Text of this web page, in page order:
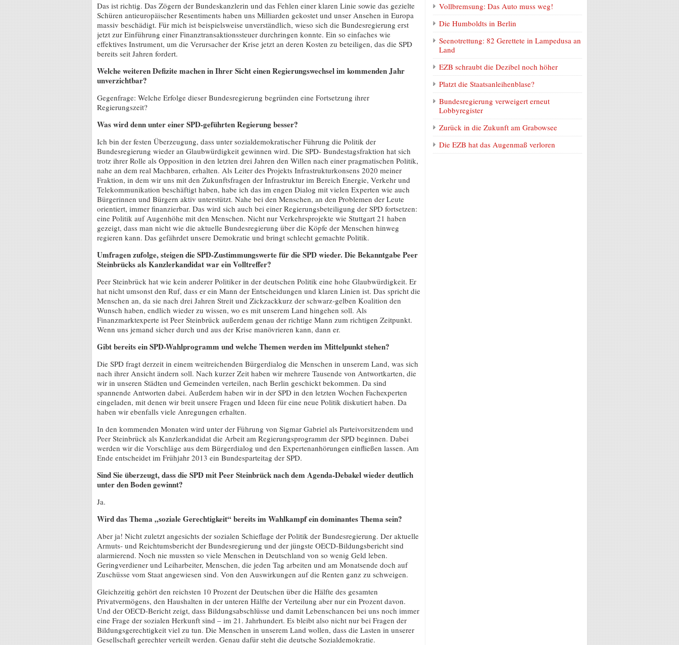
Das ist richtig. Das Zögern der Bundeskanzlerin und das Fehlen einer klaren Linie sowie das gezielte
Schüren antieuropäischer Resentiments haben uns Milliarden gekostet und unser Ansehen in Europa
massiv beschädigt. Für mich ist beispielsweise unverständlich, wieso sich die Bundesregierung erst
jetzt zur Einführung einer Finanztransaktionssteuer durchringen konnte. Ein so einfaches wie
effektives Instrument, um die Verursacher der Krise jetzt an deren Kosten zu beteiligen, das die SPD
bereits seit Jahren fordert.
Welche weiteren Defizite machen in Ihrer Sicht einen Regierungswechsel im kommenden Jahr
unverzichtbar?
Gegenfrage: Welche Erfolge dieser Bundesregierung begründen eine Fortsetzung ihrer
Regierungszeit?
Was wird denn unter einer SPD-geführten Regierung besser?
Ich bin der festen Überzeugung, dass unter sozialdemokratischer Führung die Politik der
Bundesregierung wieder an Glaubwürdigkeit gewinnen wird. Die SPD- Bundestagsfraktion hat sich
trotz ihrer Rolle als Opposition in den letzten drei Jahren den Willen nach einer pragmatischen Politik,
nahe an dem real Machbaren, erhalten. Als Leiter des Projekts Infrastrukturkonsens 2020 meiner
Fraktion, in dem wir uns mit den Zukunftsfragen der Infrastruktur im Bereich Energie, Verkehr und
Telekommunikation beschäftigt haben, habe ich das im engen Dialog mit vielen Experten wie auch
Bürgerinnen und Bürgern aktiv unterstützt. Nahe bei den Menschen, an den Problemen der Leute
orientiert, immer finanzierbar. Das wird sich auch bei einer Regierungsbeteiligung der SPD fortsetzen:
eine Politik auf Augenhöhe mit den Menschen. Nicht nur Verkehrsprojekte wie Stuttgart 21 haben
gezeigt, dass man nicht wie die aktuelle Bundesregierung über die Köpfe der Menschen hinweg
regieren kann. Das gefährdet unsere Demokratie und bringt schlecht gemachte Politik.
Umfragen zufolge, steigen die SPD-Zustimmungswerte für die SPD wieder. Die Bekanntgabe Peer
Steinbrücks als Kanzlerkandidat war ein Volltreffer?
Peer Steinbrück hat wie kein anderer Politiker in der deutschen Politik eine hohe Glaubwürdigkeit. Er
hat nicht umsonst den Ruf, dass er ein Mann der Entscheidungen und klaren Linien ist. Das spricht die
Menschen an, da sie nach drei Jahren Streit und Zickzackkurz der schwarz-gelben Koalition den
Wunsch haben, endlich wieder zu wissen, wo es mit unserem Land hingehen soll. Als
Finanzmarktexperte ist Peer Steinbrück außerdem genau der richtige Mann zum richtigen Zeitpunkt.
Wenn uns jemand sicher durch und aus der Krise manövrieren kann, dann er.
Gibt bereits ein SPD-Wahlprogramm und welche Themen werden im Mittelpunkt stehen?
Die SPD fragt derzeit in einem weitreichenden Bürgerdialog die Menschen in unserem Land, was sich
nach ihrer Ansicht ändern soll. Nach kurzer Zeit haben wir mehrere Tausende von Antwortkarten, die
wir in unseren Städten und Gemeinden verteilen, nach Berlin geschickt bekommen. Da sind
spannende Antworten dabei. Außerdem haben wir in der SPD in den letzten Wochen Fachexperten
eingeladen, mit denen wir breit unsere Fragen und Ideen für eine neue Politik diskutiert haben. Da
haben wir ebenfalls viele Anregungen erhalten.
In den kommenden Monaten wird unter der Führung von Sigmar Gabriel als Parteivorsitzendem und
Peer Steinbrück als Kanzlerkandidat die Arbeit am Regierungsprogramm der SPD beginnen. Dabei
werden wir die Vorschläge aus dem Bürgerdialog und den Expertenanhörungen einfließen lassen. Am
Ende entscheidet im Frühjahr 2013 ein Bundesparteitag der SPD.
Sind Sie überzeugt, dass die SPD mit Peer Steinbrück nach dem Agenda-Debakel wieder deutlich
unter den Boden gewinnt?
Ja.
Wird das Thema „soziale Gerechtigkeit“ bereits im Wahlkampf ein dominantes Thema sein?
Aber ja! Nicht zuletzt angesichts der sozialen Schieflage der Politik der Bundesregierung. Der aktuelle
Armuts- und Reichtumsbericht der Bundesregierung und der jüngste OECD-Bildungsbericht sind
alarmierend. Noch nie mussten so viele Menschen in Deutschland von so wenig Geld leben.
Geringverdiener und Leiharbeiter, Menschen, die jeden Tag arbeiten und am Monatsende doch auf
Zuschüsse vom Staat angewiesen sind. Von den Auswirkungen auf die Renten ganz zu schweigen.
Gleichzeitig gehört den reichsten 10 Prozent der Deutschen über die Hälfte des gesamten
Privatvermögens, den Haushalten in der unteren Hälfte der Verteilung aber nur ein Prozent davon.
Und der OECD-Bericht zeigt, dass Bildungsabschlüsse und damit Lebenschancen bei uns noch immer
eine Frage der sozialen Herkunft sind – im 21. Jahrhundert. Es bleibt also nicht nur bei Fragen der
Bildungsgerechtigkeit viel zu tun. Die Menschen in unserem Land wollen, dass die Lasten in unserer
Gesellschaft gerechter verteilt werden. Genau dafür steht die deutsche Sozialdemokratie.
Vollbremsung: Das Auto muss weg!
Die Humboldts in Berlin
Seenotrettung: 82 Gerettete in Lampedusa an
Land
EZB schraubt die Dezibel noch höher
Platzt die Staatsanleihenblase?
Bundesregierung verweigert erneut
Lobbyregister
Zurück in die Zukunft am Grabowsee
Die EZB hat das Augenmaß verloren